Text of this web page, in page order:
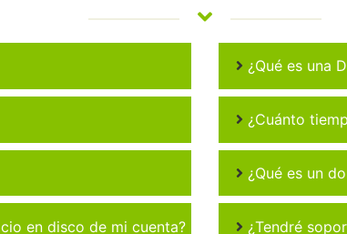
en disco de mi cuenta?
¿Qué es una
¿Cuánto
¿Qué es un
¿Tendré